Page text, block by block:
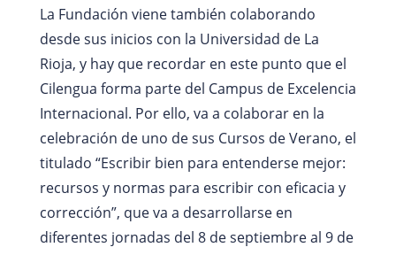
La Fundación viene también colaborando
desde sus inicios con la Universidad de La
Rioja, y hay que recordar en este punto que el
Cilengua forma parte del Campus de Excelencia
Internacional. Por ello, va a colaborar en la
celebración de uno de sus Cursos de Verano, el
titulado “Escribir bien para entenderse mejor:
recursos y normas para escribir con eficacia y
corrección”, que va a desarrollarse en
diferentes jornadas del 8 de septiembre al 9 de